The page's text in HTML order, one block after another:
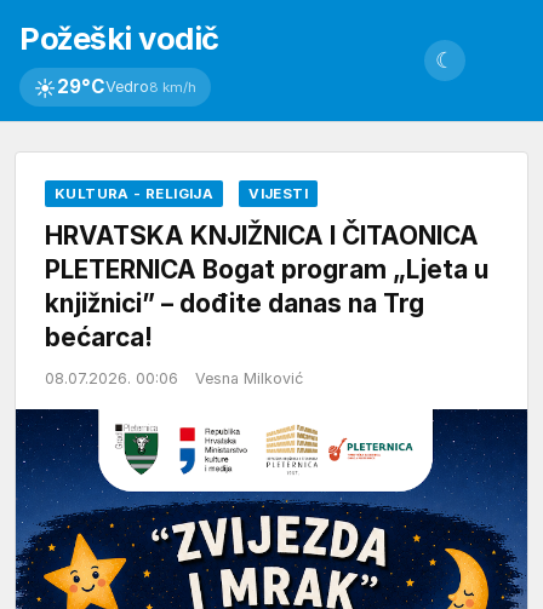
Požeški vodič
☀29°CVedro8 km/h
☾
KULTURA - RELIGIJA VIJESTI
HRVATSKA KNJIŽNICA I ČITAONICA
PLETERNICA Bogat program „Ljeta u
knjižnici” – dođite danas na Trg
bećarca!
08.07.2026. 00:06 Vesna Milković